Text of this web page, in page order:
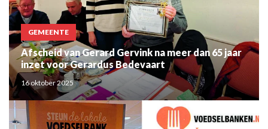
GEMEENTE
Afscheid van Gerard Gervink na meer dan 65 jaar
inzet voor Gerardus Bedevaart
16 oktober 2025